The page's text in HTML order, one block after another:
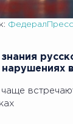
ФедералПресс
нарушениях